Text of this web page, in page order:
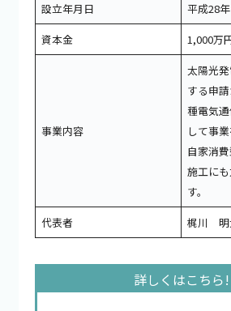
設立年月日
平成28年
資本金
1,000万
事業内容
太陽光
する申
種電気
して事
自家消
施工に
す。
代表者
梶川 明